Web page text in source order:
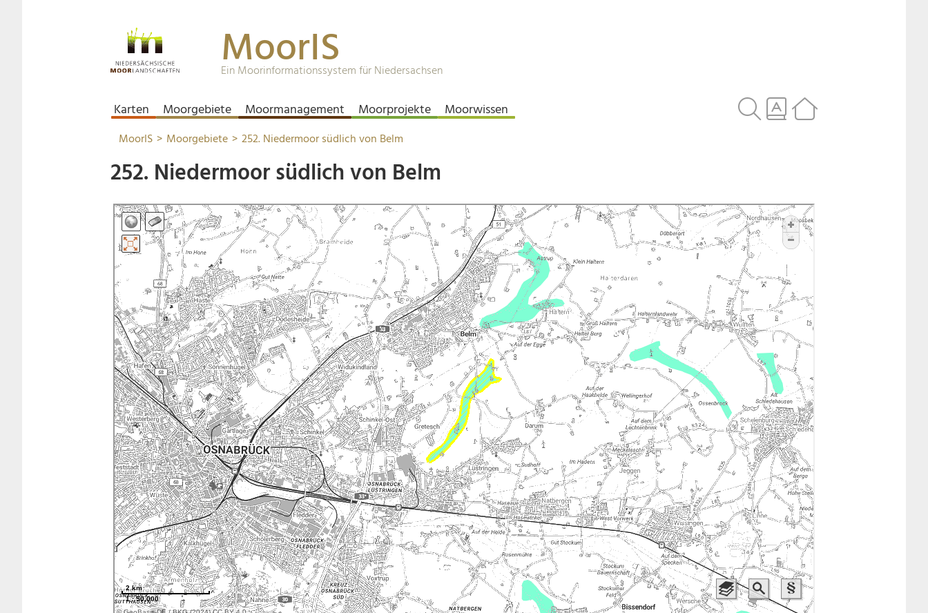
MoorIS
Ein Moorinformationssystem für Niedersachsen
Karten Moorgebiete Moormanagement Moorprojekte Moorwissen
MoorIS Moorgebiete 252. Niedermoor südlich von Belm
252. Niedermoor südlich von Belm